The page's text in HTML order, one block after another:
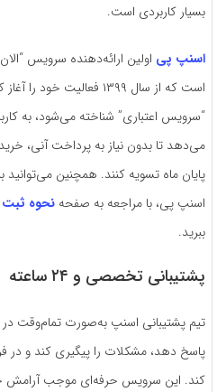
بسیار کاربردی است.
اسنپ پی اولین ارائه‌دهنده سرویس
است که از سال ۱۳۹۹
“سرویس اعتباری” شناخته می‌شود، به
می‌دهد تا بدون نیاز به پرداخت آنی،
پایان ماه تسویه کنند. همچنین
اسنپ پی، با مراجعه به صفحه نحوه
ببرید.
پشتیبانی تخصصی و ۲۴ ساعته
تیم پشتیبانی اسنپ به‌صورت تمام‌وقت
پاسخ دهد، مشکلات را پیگیری کند و در
کند. این سرویس حرفه‌ای موجب آرامش